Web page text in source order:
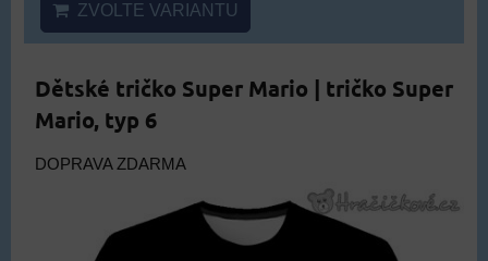
ZVOLTE VARIANTU
Dětské tričko Super Mario | tričko Super
Mario, typ 6
DOPRAVA ZDARMA